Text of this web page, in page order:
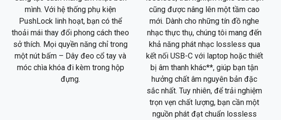
mình. Với hệ thống phụ kiện
PushLock linh hoạt, bạn có thể
thoải mái thay đổi phong cách theo
sở thích. Mọi quyền năng chỉ trong
một nút bấm – Dây đeo cổ tay và
móc chìa khóa đi kèm trong hộp
đựng.
cũng được nâng lên một tầm cao
mới. Dành cho những tín đồ nghe
nhạc thực thụ, chúng tôi mang đến
khả năng phát nhạc lossless qua
kết nối USB-C với laptop hoặc thiết
bị âm thanh khác**, giúp bạn tận
hưởng chất âm nguyên bản đặc
sắc nhất. Tuy nhiên, để trải nghiệm
trọn vẹn chất lượng, bạn cần một
nguồn phát đạt chuẩn lossless